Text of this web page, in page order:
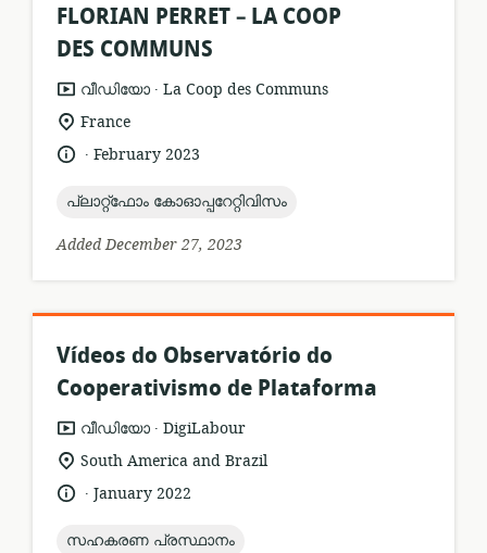
FLORIAN PERRET – LA COOP
DES COMMUNS
resource
format:
വീഡിയോ .
publisher:
La Coop des Communs
location
relevance:
France
language:
.
dateFebruary 2023
topic:
പ്ലാറ്റ്ഫോം കോഓപ്പറേറ്റിവിസം
Added December 27, 2023
Vídeos do Observatório do
Cooperativismo de Plataforma
resource
format:
വീഡിയോ .
publisher:
DigiLabour
location
relevance:
South America and Brazil
language:
.
dateJanuary 2022
topic:
സഹകരണ പ്രസ്ഥാനം